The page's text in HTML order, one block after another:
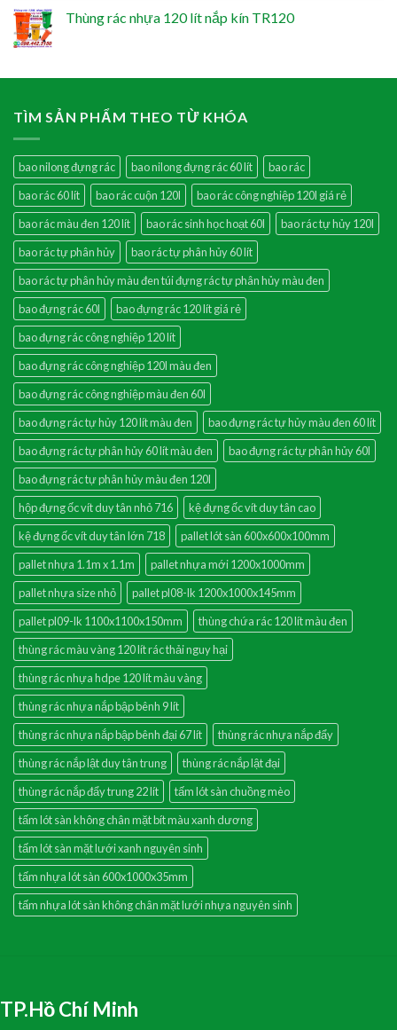
Thùng rác nhựa 120 lít nắp kín TR120
TÌM SẢN PHẨM THEO TỪ KHÓA
bao nilong đựng rác bao nilong đựng rác 60 lít
bao rác
bao rác 60 lít
bao rác cuộn 120l
bao rác công nghiệp 120l giá rẻ
bao rác màu đen 120 lít
bao rác sinh học hoạt 60l
bao rác tự hủy 120l
bao rác tự phân hủy
bao rác tự phân hủy 60 lít
bao rác tự phân hủy màu đen túi đựng rác tự phân hủy màu đen
bao đựng rác 60l
bao đựng rác 120 lít giá rẻ
bao đựng rác công nghiệp 120 lít
bao đựng rác công nghiệp 120l màu đen
bao đựng rác công nghiệp màu đen 60l
bao đựng rác tự hủy 120 lít màu đen
bao đựng rác tự hủy màu đen 60 lít
bao đựng rác tự phân hủy 60 lít màu đen
bao đựng rác tự phân hủy 60l
bao đựng rác tự phân hủy màu đen 120l
hộp đựng ốc vít duy tân nhỏ 716
kệ đựng ốc vít duy tân cao
kệ đựng ốc vít duy tân lớn 718
pallet lót sàn 600x600x100mm
pallet nhựa 1.1m x 1.1m
pallet nhựa mới 1200x1000mm
pallet nhựa size nhỏ
pallet pl08-lk 1200x1000x145mm
pallet pl09-lk 1100x1100x150mm
thùng chứa rác 120 lít màu đen
thùng rác màu vàng 120 lít rác thải nguy hại
thùng rác nhựa hdpe 120 lít màu vàng
thùng rác nhựa nắp bập bênh 9 lít
thùng rác nhựa nắp bập bênh đại 67 lít
thùng rác nhựa nắp đẩy
thùng rác nắp lật duy tân trung
thùng rác nắp lật đại
thùng rác nắp đẩy trung 22 lít
tấm lót sàn chuồng mèo
tấm lót sàn không chân mặt bít màu xanh dương
tấm lót sàn mặt lưới xanh nguyên sinh
tấm nhựa lót sàn 600x1000x35mm
tấm nhựa lót sàn không chân mặt lưới nhựa nguyên sinh
TP.Hồ Chí Minh